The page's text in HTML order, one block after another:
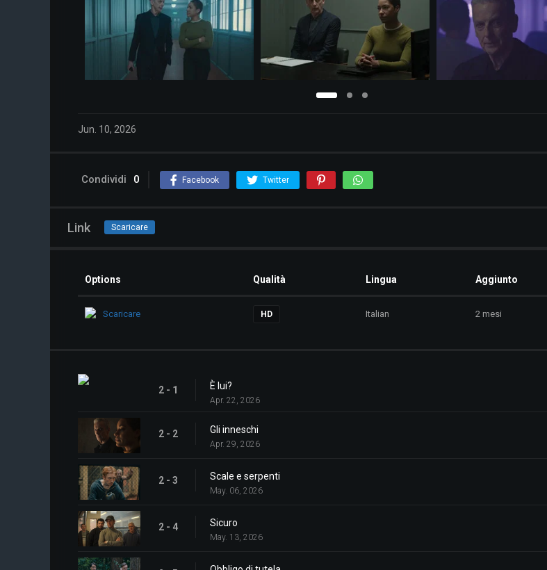
Jun. 10, 2026
Condividi 0 Facebook Twitter
Link Scaricare
Options Qualità Lingua Aggiunto
Scaricare HD Italian 2 mesi
2 - 1 È lui?
Apr. 22, 2026
2 - 2 Gli inneschi
Apr. 29, 2026
2 - 3 Scale e serpenti
May. 06, 2026
2 - 4 Sicuro
May. 13, 2026